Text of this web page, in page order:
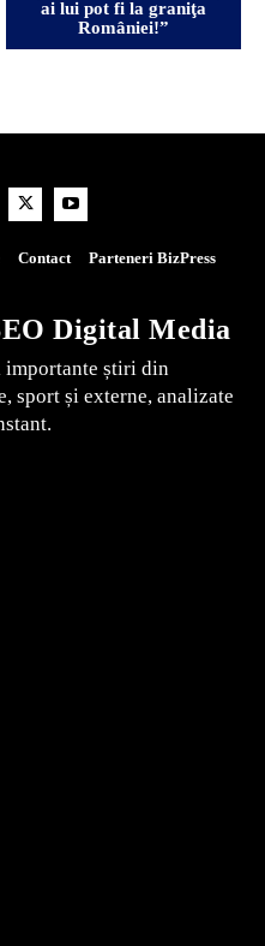
ai lui pot fi la graniţa
României!”
Contact Parteneri BizPress
Digital Media
importante știri din
sport și externe, analizate